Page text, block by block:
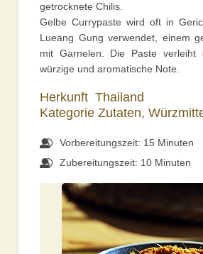
getrocknete Chilis.
Gelbe Currypaste wird oft in
Lueang Gung verwendet, einem
mit Garnelen. Die Paste verleiht
würzige und aromatische Note.
Herkunft Thailand
Kategorie Zutaten,
Vorbereitungszeit: 15 Minuten
Zubereitungszeit: 10 Minuten